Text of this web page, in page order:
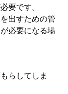
要です。
出すための管
必要になる場
らしてしま